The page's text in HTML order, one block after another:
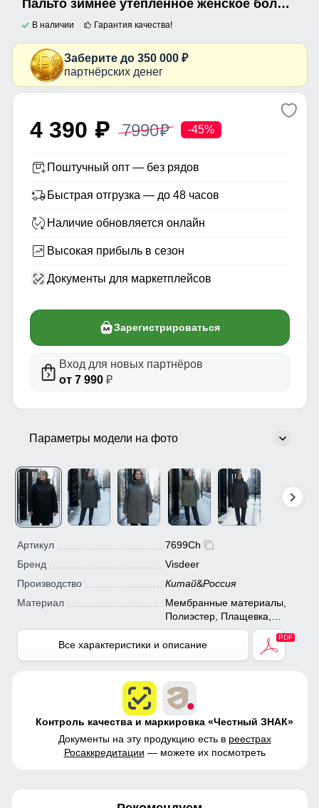
Пальто зимнее утепленное женское большого размера черного цвета 7699Ch
В наличии Гарантия качества!
Заберите до 350 000 ₽
партнёрских денег
4 390 p 7990p -45%
Поштучный опт — без рядов
Быстрая отгрузка — до 48 часов
Наличие обновляется онлайн
Высокая прибыль в сезон
Документы для маркетплейсов
Зарегистрироваться
Вход для новых партнёров
от 7 990₽
Параметры модели на фото
Артикул
7699Ch
Бренд
Visdeer
Производство
Китай&Россия
Материал
Мембранные материалы,
Полиэстер, Плащевка,
Болонь, Экологичные
материалы
Все характеристики и описание
Контроль качества и маркировка «Честный ЗНАК»
Документы на эту продукцию есть в реестрах
Росаккредитации — можете их посмотреть